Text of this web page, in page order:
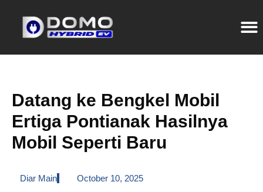
Datang ke Bengkel Mobil
Ertiga Pontianak Hasilnya
Mobil Seperti Baru
Diar Main October 10, 2025